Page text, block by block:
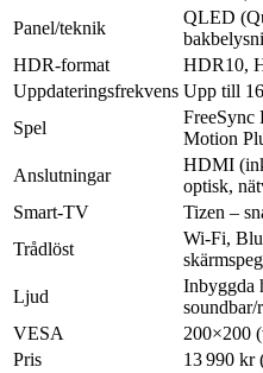
Panel/teknik
QLED
HDR-format
HDR10,
Uppdateringsfrekvens Upp till
Spel
FreeSync
Motion
Anslutningar
HDMI
optisk,
Smart-TV
Tizen –
Trådlöst
Wi‑Fi,
Ljud
Inbyggda
soundbar/
VESA
200×200
Pris
13 990 kr